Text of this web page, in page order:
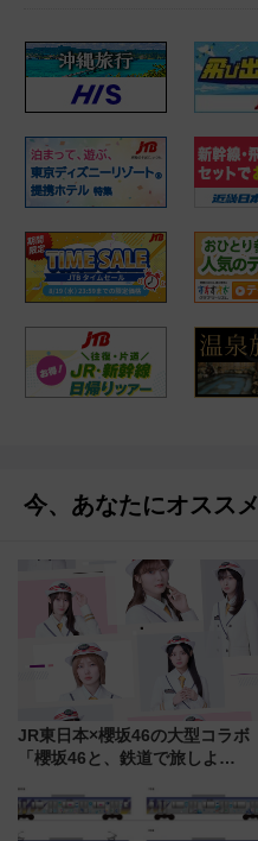
今、あなたにオススメ
JR東日本×櫻坂46の大型コラボ
「櫻坂46と、鉄道で旅しよ
潟・長野・庄内へ